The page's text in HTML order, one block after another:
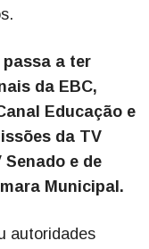
a ter
da EBC,
Educação e
da TV
e de
Municipal.
autoridades